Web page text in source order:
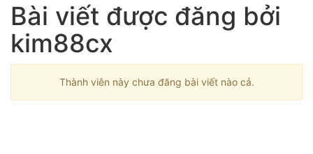
Bài viết được đăng bởi
kim88cx
Thành viên này chưa đăng bài viết nào cả.